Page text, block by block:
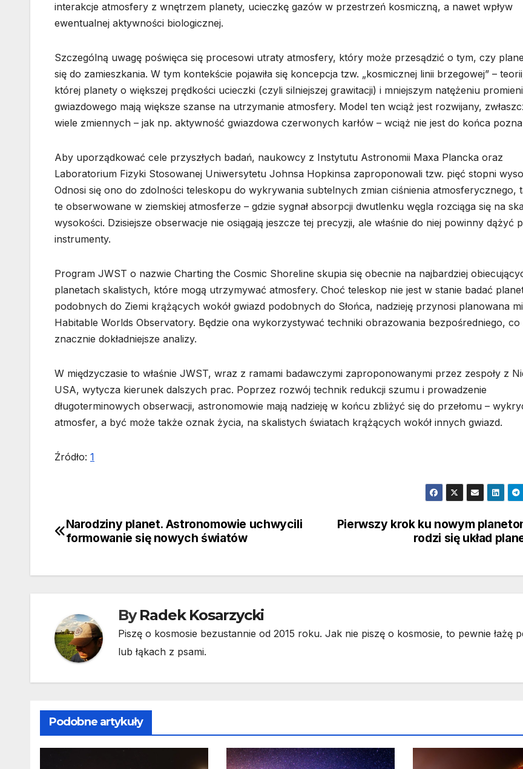
interakcje atmosfery z wnętrzem planety, ucieczkę gazów w przestrzeń kosmiczną, a nawet wpływ
ewentualnej aktywności biologicznej.
Szczególną uwagę poświęca się procesowi utraty atmosfery, który może przesądzić o tym, czy
się do zamieszkania. W tym kontekście pojawiła się koncepcja tzw. „kosmicznej linii brzegowej” –
której planety o większej prędkości ucieczki (czyli silniejszej grawitacji) i mniejszym natężeniu
gwiazdowego mają większe szanse na utrzymanie atmosfery. Model ten wciąż jest rozwijany,
wiele zmiennych – jak np. aktywność gwiazdowa czerwonych karłów – wciąż nie jest do końca
Aby uporządkować cele przyszłych badań, naukowcy z Instytutu Astronomii Maxa Plancka oraz
Laboratorium Fizyki Stosowanej Uniwersytetu Johnsa Hopkinsa zaproponowali tzw. pięć stopni
Odnosi się ono do zdolności teleskopu do wykrywania subtelnych zmian ciśnienia atmosferycznego,
te obserwowane w ziemskiej atmosferze – gdzie sygnał absorpcji dwutlenku węgla rozciąga się na
wysokości. Dzisiejsze obserwacje nie osiągają jeszcze tej precyzji, ale właśnie do niej powinny dążyć
instrumenty.
Program JWST o nazwie Charting the Cosmic Shoreline skupia się obecnie na najbardziej
planetach skalistych, które mogą utrzymywać atmosfery. Choć teleskop nie jest w stanie badać
podobnych do Ziemi krążących wokół gwiazd podobnych do Słońca, nadzieję przynosi planowana
Habitable Worlds Observatory. Będzie ona wykorzystywać techniki obrazowania bezpośredniego, co
znacznie dokładniejsze analizy.
W międzyczasie to właśnie JWST, wraz z ramami badawczymi zaproponowanymi przez zespoły z
USA, wytycza kierunek dalszych prac. Poprzez rozwój technik redukcji szumu i prowadzenie
długoterminowych obserwacji, astronomowie mają nadzieję w końcu zbliżyć się do przełomu –
atmosfer, a być może także oznak życia, na skalistych światach krążących wokół innych gwiazd.
Źródło: 1
Nawigacja
Pierwszy krok ku nowym
rodzi się układ
Narodziny planet. Astronomowie uchwycili
formowanie się nowych światów
ByRadek Kosarzycki
Piszę o kosmosie bezustannie od 2015 roku. Jak nie piszę o kosmosie, to pewnie łażę
lub łąkach z psami.
Podobne artykuły